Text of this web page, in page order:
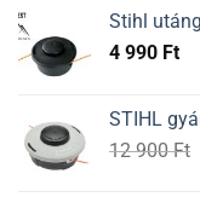
Stihl
4 990 Ft
STIHL
12 900Ft